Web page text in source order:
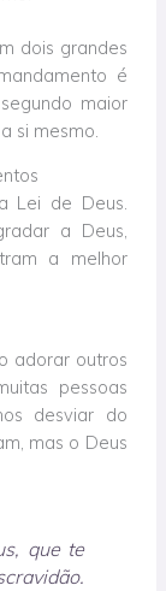
dois grandes
é
maior
si mesmo.
Lei de Deus.
a Deus,
a melhor
adorar outros
pessoas
desviar do
mas o Deus
que te